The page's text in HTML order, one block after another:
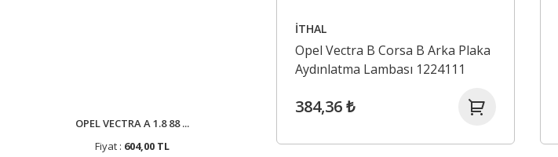
OPEL VECTRA A 1.8 88 ...
Fiyat : 604,00 TL
İTHAL
Opel Vectra B Corsa B Arka Plaka
Aydınlatma Lambası 1224111
384,36 ₺